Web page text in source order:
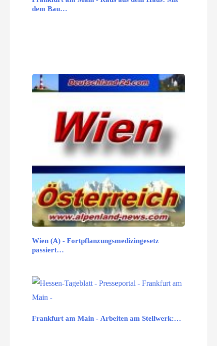
dem Bau…
Wien (A) - Fortpflanzungsmedizingesetz
passiert…
Frankfurt am Main - Arbeiten am Stellwerk:…